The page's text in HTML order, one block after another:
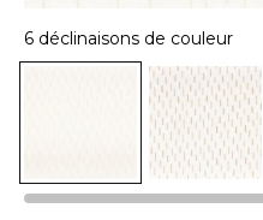
6 déclinaisons de couleur